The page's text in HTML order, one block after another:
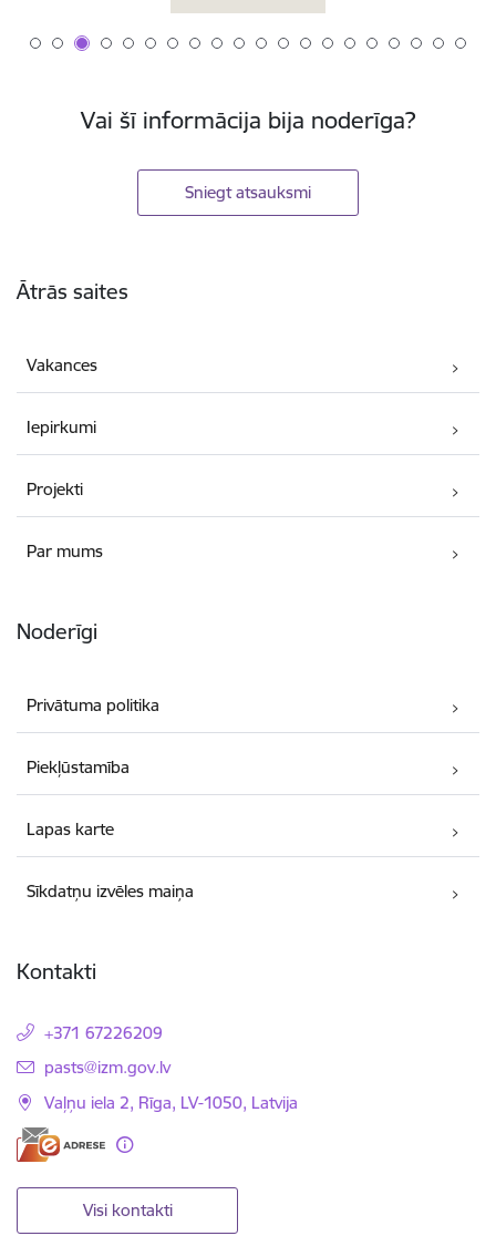
Vai šī informācija bija noderīga?
Sniegt atsauksmi
Ātrās saites
Vakances
Iepirkumi
Projekti
Par mums
Noderīgi
Privātuma politika
Piekļūstamība
Lapas karte
Sīkdatņu izvēles maiņa
Kontakti
+371 67226209
E-pasts:
pasts@izm.gov.lv
Vaļņu iela 2, Rīga, LV-1050, Latvija
Visi kontakti